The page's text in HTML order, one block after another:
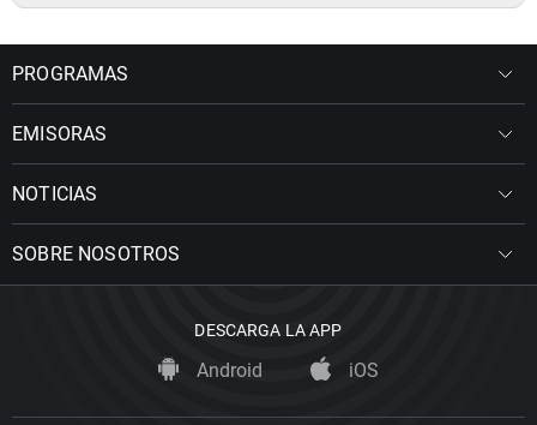
PROGRAMAS
EMISORAS
NOTICIAS
SOBRE NOSOTROS
DESCARGA LA APP
Android iOS